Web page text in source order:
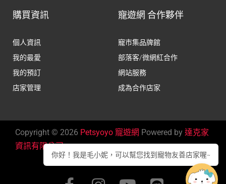
購買資訊
個人資訊
我的最愛
我的預訂
店家管理
寵遊網 合作夥伴
寵市集品牌館
部落客/微網紅合作
網站服務
成為合作店家
Copyright © 2026 Petsyoyo 寵遊網 Powered by 達克家
資訊有限公司
你好！我是毛小妮，可以幫您找到寵物友善店家喔~